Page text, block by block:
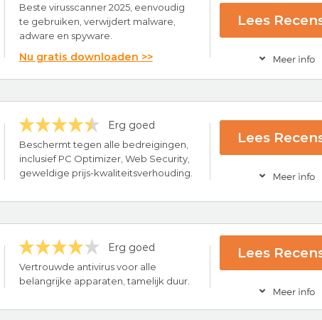
Beste virusscanner 2025, eenvoudig
te gebruiken, verwijdert malware,
adware en spyware.
Nu gratis downloaden >>
Lees
Windows, Mac, Android & iOS
Malware, Adware & Spyware
Software
Erg goed
Beschermt tegen alle bedreigingen,
inclusief PC Optimizer, Web Security,
geweldige prijs-kwaliteitsverhouding.
Lees
garantie
Bezoek nu PC
Erg goed
Vertrouwde antivirus voor alle
belangrijke apparaten, tamelijk duur.
Lees